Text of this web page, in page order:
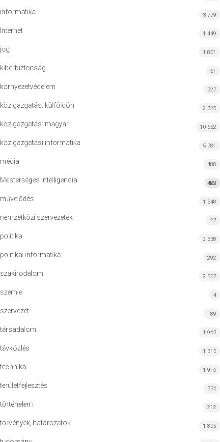
informatika 3 779
Internet 1 449
jog 1 801
kiberbiztonság 61
környezetvédelem 327
közigazgatás: külföldön 2 320
közigazgatás: magyar 10 652
közigazgatási informatika 5 781
média 488
Mesterséges Intelligencia MI
422
művelődés 1 548
nemzetközi szervezetek 27
politika 2 338
politikai informatika 292
szakirodalom 2 507
szemle 4
szervezet 189
társadalom 1 963
távközlés 1 310
technika 1 916
területfejlesztés 556
történelem 212
törvények, határozatok 1 805